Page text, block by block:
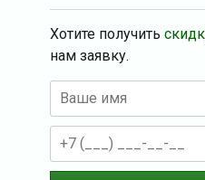
Хотите получить
нам заявку.